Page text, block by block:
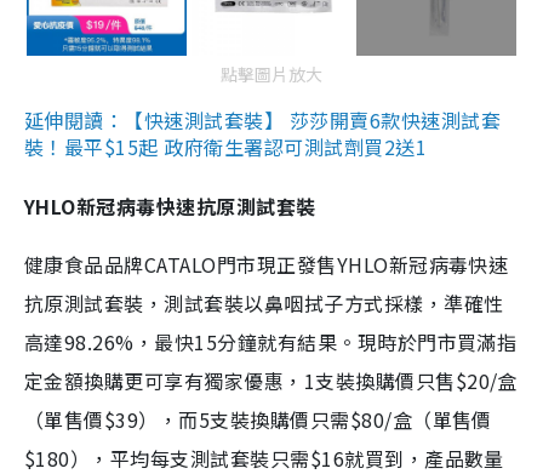
點擊圖片放大
延伸閱讀：【快速測試套裝】 莎莎開賣6款快速測試套
裝！最平$15起 政府衛生署認可測試劑買2送1
YHLO新冠病毒快速抗原測試套裝
健康食品品牌CATALO門市現正發售YHLO新冠病毒快速
抗原測試套裝，測試套裝以鼻咽拭子方式採樣，準確性
高達98.26%，最快15分鐘就有結果。現時於門市買滿指
定金額換購更可享有獨家優惠，1支裝換購價只售$20/盒
（單售價$39），而5支裝換購價只需$80/盒（單售價
$180），平均每支測試套裝只需$16就買到，產品數量